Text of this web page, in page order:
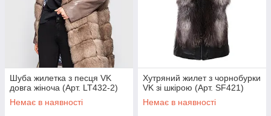
Шуба жилетка з песця VK
довга жіноча (Арт. LT432-2)
Немає в наявності
Хутряний жилет з чорнобурки
VK зі шкірою (Арт. SF421)
Немає в наявності